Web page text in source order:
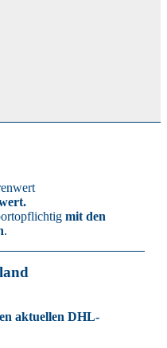
mit den
.
aktuellen DHL-